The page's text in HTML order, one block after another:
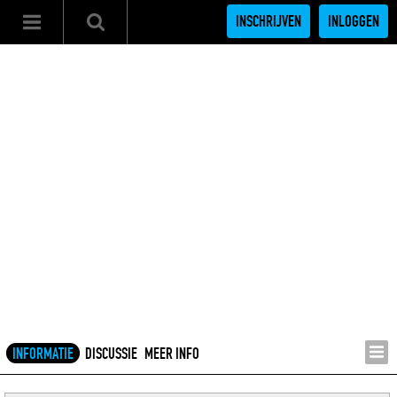
INSCHRIJVEN INLOGGEN
INFORMATIE DISCUSSIE MEER INFO